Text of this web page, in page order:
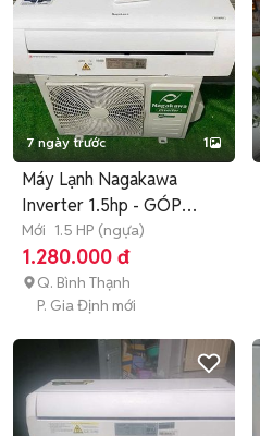
7 ngày trước 1
Máy Lạnh Nagakawa
Inverter 1.5hp - GÓP
NHANH
Mới 1.5 HP (ngựa)
1.280.000 đ
Q. Bình Thạnh
P. Gia Định mới